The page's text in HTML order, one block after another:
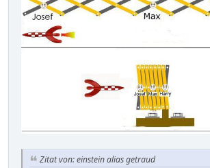
Zitat von: einstein alias getraud